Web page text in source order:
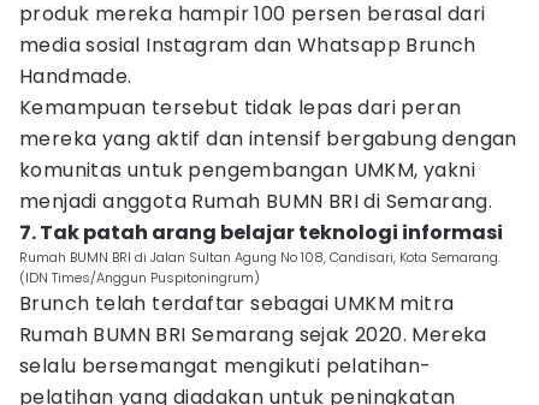
produk mereka hampir 100 persen berasal dari
media sosial Instagram dan Whatsapp Brunch
Handmade.
Kemampuan tersebut tidak lepas dari peran
mereka yang aktif dan intensif bergabung dengan
komunitas untuk pengembangan UMKM, yakni
menjadi anggota Rumah BUMN BRI di Semarang.
7. Tak patah arang belajar teknologi informasi
Rumah BUMN BRI di Jalan Sultan Agung No 108, Candisari, Kota Semarang.
(IDN Times/Anggun Puspitoningrum)
Brunch telah terdaftar sebagai UMKM mitra
Rumah BUMN BRI Semarang sejak 2020. Mereka
selalu bersemangat mengikuti pelatihan-
pelatihan yang diadakan untuk peningkatan